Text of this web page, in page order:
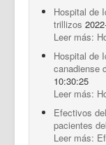
Hospital de
trillizos
Leer más:
Hospital de
canadiense
10:30:25
Leer más:
Efectivos
pacientes
Leer más: